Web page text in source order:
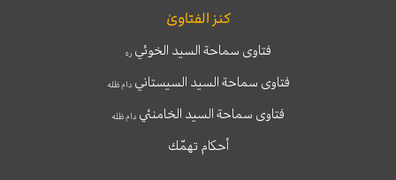
كنز الفتاوىٰ
فتاوى سماحة السيد الخوئيره
فتاوى سماحة السيد السيستانيدام ظله
فتاوى سماحة السيد الخامنئي دام ظله
أحكام تهمّك